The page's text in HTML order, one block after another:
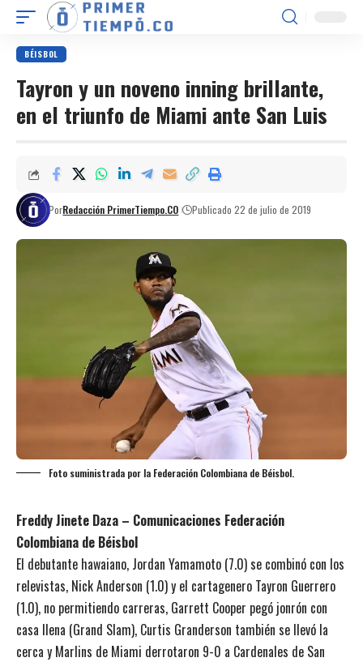
BÉISBOL
Tayron y un noveno inning brillante,
en el triunfo de Miami ante San Luis
PorRedacción PrimerTiempo.CO Publicado 22 de julio de 2019
Foto suministrada por la Federación Colombiana de Béisbol.
Freddy Jinete Daza – Comunicaciones Federación
Colombiana de Béisbol
El debutante hawaiano, Jordan Yamamoto (7.0) se combinó con los
relevistas, Nick Anderson (1.0) y el cartagenero Tayron Guerrero
(1.0), no permitiendo carreras, Garrett Cooper pegó jonrón con
casa llena (Grand Slam), Curtis Granderson también se llevó la
cerca y Marlins de Miami derrotaron 9-0 a Cardenales de San